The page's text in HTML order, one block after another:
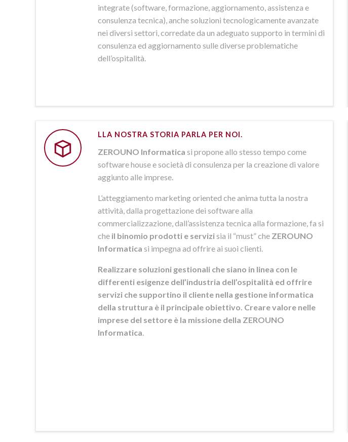
integrate (software, formazione, aggiornamento, assistenza e
consulenza tecnica), anche soluzioni tecnologicamente avanzate
nei diversi settori, corredate da un adeguato supporto in termini di
consulenza ed aggiornamento sulle diverse problematiche
dell’ospitalità.
LLA NOSTRA STORIA PARLA PER NOI.
ZEROUNO Informatica si propone allo stesso tempo come
software house e società di consulenza per la creazione di valore
aggiunto alle imprese.
L’atteggiamento marketing oriented che anima tutta la nostra
attività, dalla progettazione dei software alla
commercializzazione, dall’assistenza tecnica alla formazione, fa si
che il binomio prodotti e servizisia il “must” che ZEROUNO
Informatica si impegna ad offrire ai suoi clienti.
Realizzare soluzioni gestionali che siano in linea con le
differenti esigenze dell’industria dell’ospitalità ed offrire
servizi che supportino il cliente nella gestione informatica
della struttura è il principale obiettivo. Creare valore nelle
imprese del settore è la missione della ZEROUNO
Informatica